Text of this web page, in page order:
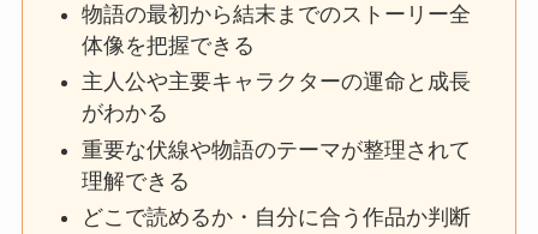
物語の最初から結末までのストーリー全
体像を把握できる
主人公や主要キャラクターの運命と成長
がわかる
重要な伏線や物語のテーマが整理されて
理解できる
どこで読めるか・自分に合う作品か判断